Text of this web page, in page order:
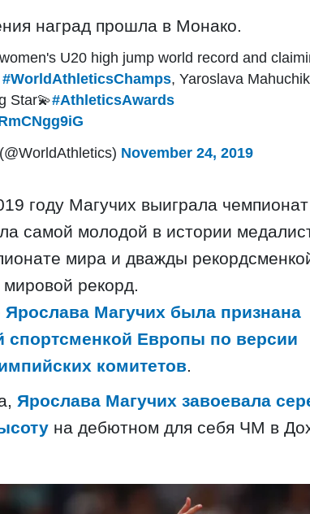
наград прошла в Монако.
U20 high jump world record and
#WorldAthleticsChamps, Yaroslava
Star💫#AthleticsAwards
November 24, 2019
году Магучих выиграла чемпионат
самой молодой в истории
мира и дважды
рекорд.
Ярослава Магучих была признана
спортсменкой Европы по версии
комитетов.
Ярослава Магучих завоевала
на дебютном для себя ЧМ в